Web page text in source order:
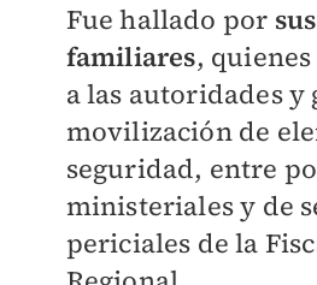
Fue hallado por
familiares,
a las autoridades
movilización de
seguridad, entre
ministeriales y de
periciales de la